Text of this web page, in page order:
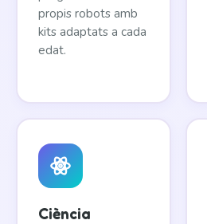
propis robots amb
kits adaptats a cada
edat.
Ciència